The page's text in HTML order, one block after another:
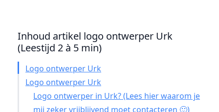
Inhoud artikel logo ontwerper Urk
(Leestijd 2 à 5 min)
Logo ontwerper Urk
Logo ontwerper Urk
Logo ontwerper in Urk? (Lees hier waarom je
mij zeker vrijblijvend moet contacteren 🙂)